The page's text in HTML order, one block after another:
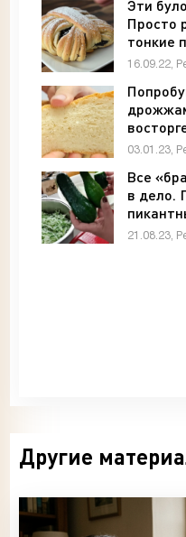
Эти
Просто
тонкие
советы»
16.09.22,
03.01.23,
Все
в дело.
21.08.23,
Другие